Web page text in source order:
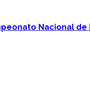
Nacional de